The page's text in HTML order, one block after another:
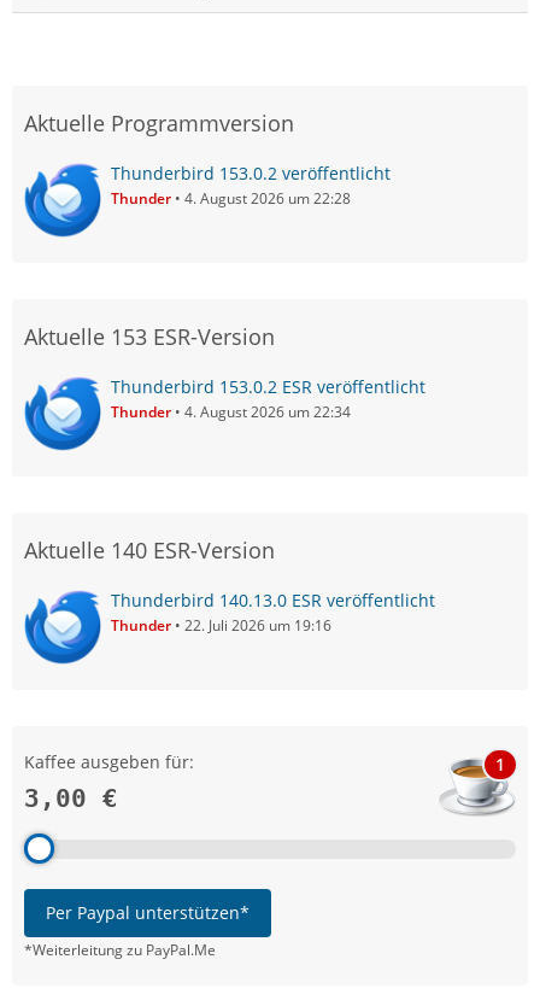
Aktuelle Programmversion
Thunderbird 153.0.2 veröffentlicht
Thunder 4. August 2026 um 22:28
Aktuelle 153 ESR-Version
Thunderbird 153.0.2 ESR veröffentlicht
Thunder 4. August 2026 um 22:34
Aktuelle 140 ESR-Version
Thunderbird 140.13.0 ESR veröffentlicht
Thunder 22. Juli 2026 um 19:16
Kaffee ausgeben für:
3,00 €
1
Per Paypal unterstützen*
*Weiterleitung zu PayPal.Me